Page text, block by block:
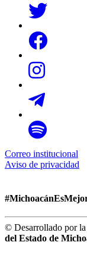
Correo institucional
Aviso de privacidad
© Desarrollado por
del Estado de